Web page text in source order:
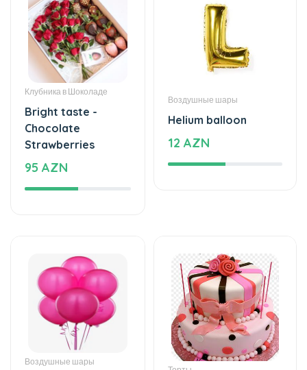
Клубника в Шоколаде
Bright taste -
Chocolate
Strawberries
95 AZN
Воздушные шары
Helium balloon
12 AZN
Воздушные шары
Helium balloon
15 AZN
Торты
The world of mixed
flavor
222 AZN